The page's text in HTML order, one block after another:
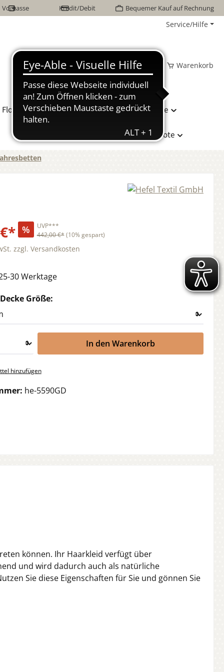
Vorkasse Kredit/Debit Bequemer Kauf auf Rechnung
Service/Hilfe
Wunschzettel Mein Konto Warenkorb
Flor Naturhaarbetten Bettwäsche
Sonderangebote
%
UVP***
442,00 €* (10% gespart)
zzgl. Versandkosten
30 Werktage
Größe:auswählen
In den Warenkorb
hinzufügen
he-5590GD
können. Ihr Haarkleid verfügt über
und wird dadurch auch als natürliche
Sie diese Eigenschaften für Sie und gönnen Sie